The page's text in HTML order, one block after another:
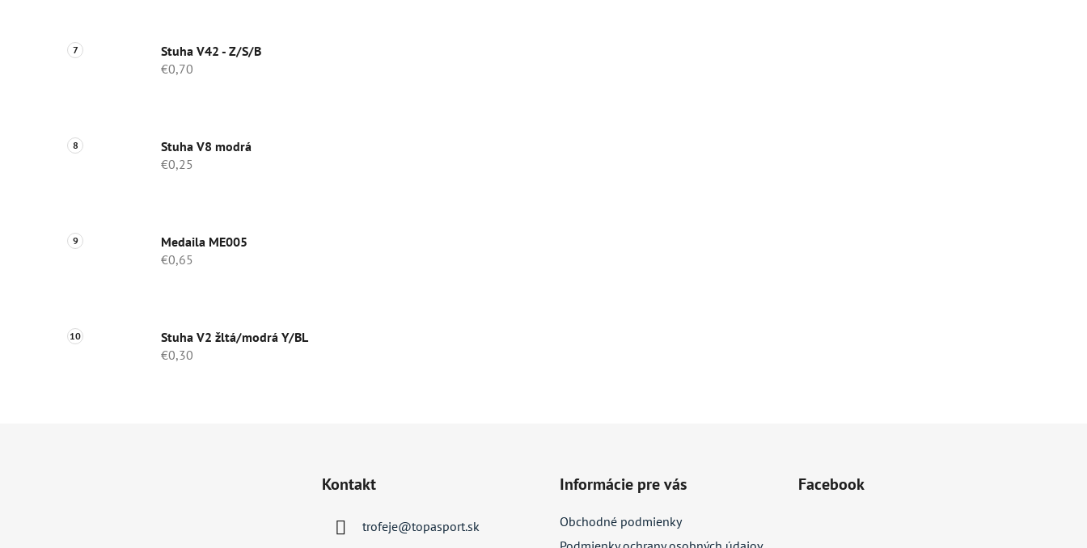
Stuha V42 - Z/S/B
€0,70
Stuha V8 modrá
€0,25
Medaila ME005
€0,65
Stuha V2 žltá/modrá Y/BL
€0,30
Kontakt
trofeje@topasport.sk
Informácie pre vás
Obchodné podmienky
Facebook